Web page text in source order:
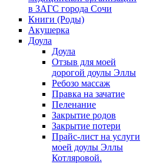
в ЗАГС города Сочи
Книги (Роды)
Акушерка
Доула
Доула
Отзыв для моей
дорогой доулы Эллы
Ребозо массаж
Правка на зачатие
Пеленание
Закрытие родов
Закрытие потери
Прайс-лист на услуги
моей доулы Эллы
Котляровой.